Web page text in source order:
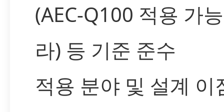
(AEC-Q100 적용 가
라) 등 기준 준수
적용 분야 및 설계 이